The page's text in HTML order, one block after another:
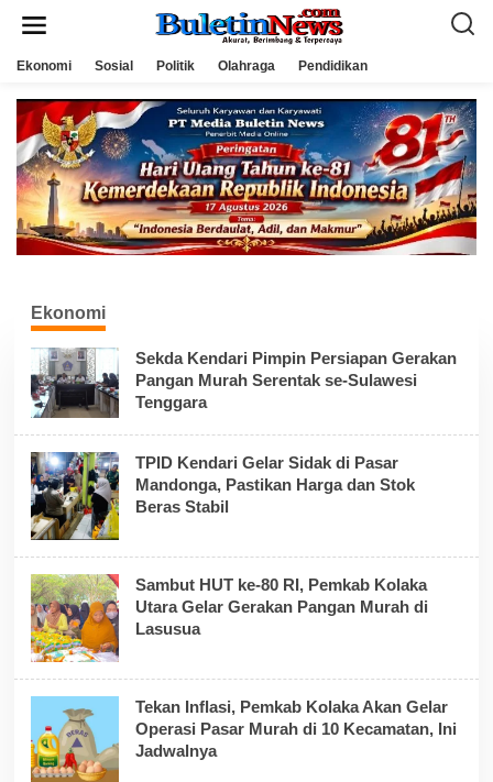
Ekonomi Sosial Politik Olahraga Pendidikan
Ekonomi
Sekda Kendari Pimpin Persiapan Gerakan
Pangan Murah Serentak se-Sulawesi
Tenggara
TPID Kendari Gelar Sidak di Pasar
Mandonga, Pastikan Harga dan Stok
Beras Stabil
Sambut HUT ke-80 RI, Pemkab Kolaka
Utara Gelar Gerakan Pangan Murah di
Lasusua
Tekan Inflasi, Pemkab Kolaka Akan Gelar
Operasi Pasar Murah di 10 Kecamatan, Ini
Jadwalnya